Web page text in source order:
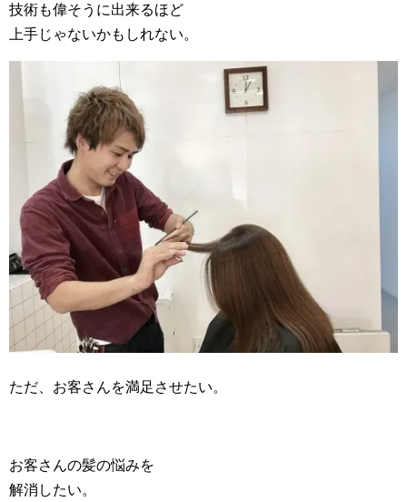
技術も偉そうに出来るほど
上手じゃないかもしれない。
ただ、お客さんを満足させたい。
お客さんの髪の悩みを
解消したい。